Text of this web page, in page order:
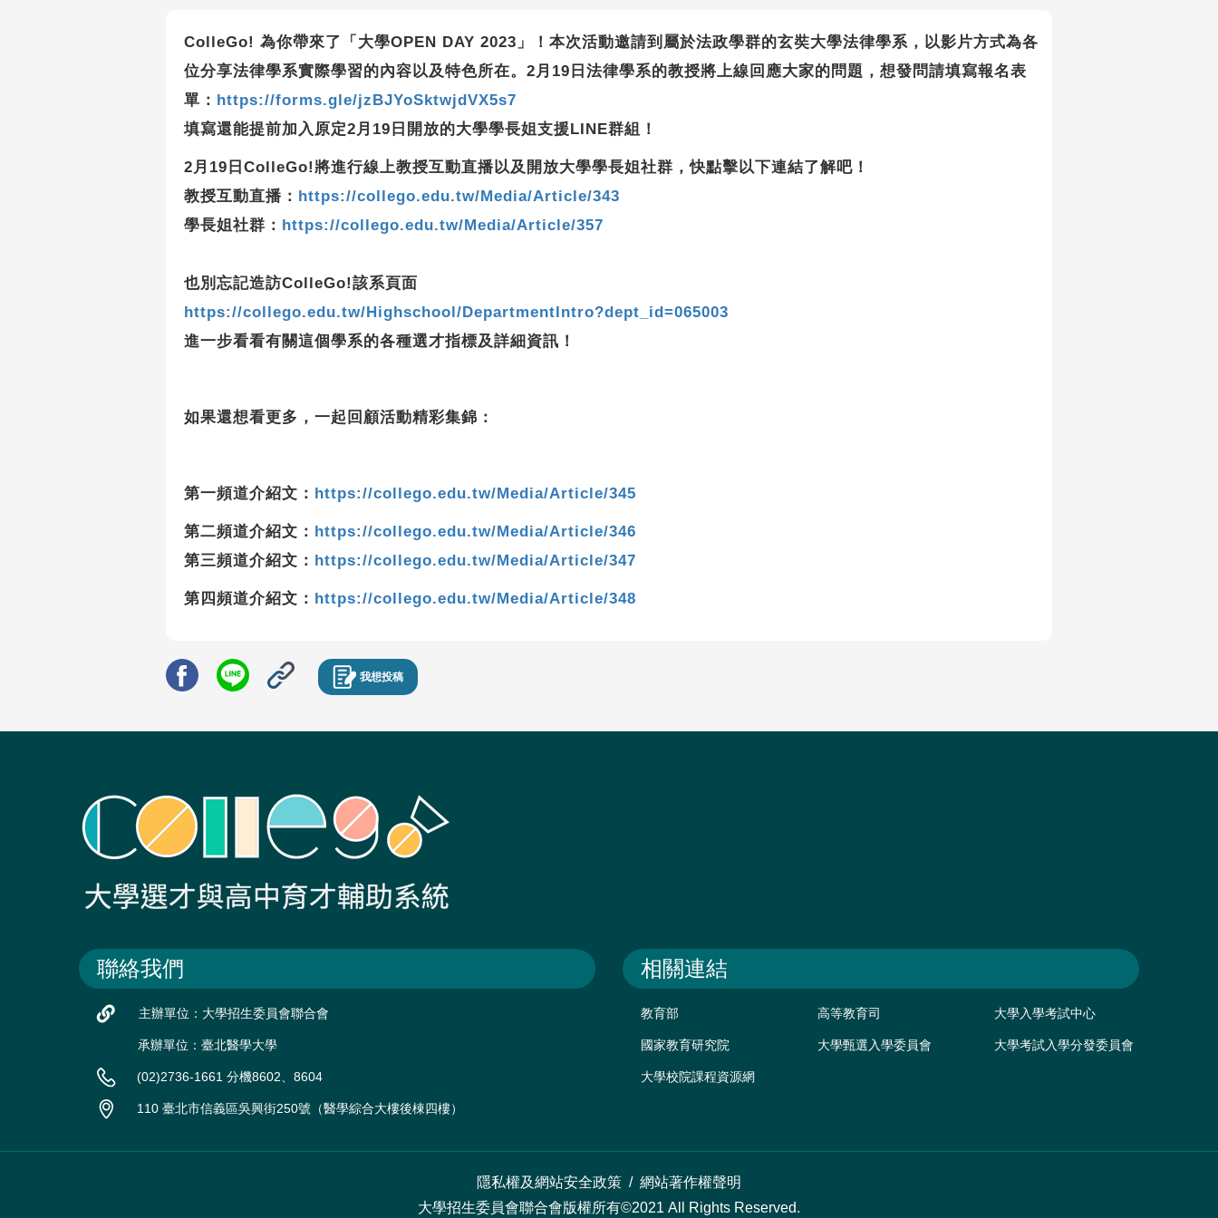
ColleGo! 為你帶來了「大學OPEN DAY 2023」！本次活動邀請到屬於法政學群的玄奘大學法律學系，以影片方式為各
位分享法律學系實際學習的內容以及特色所在。2月19日法律學系的教授將上線回應大家的問題，想發問請填寫報名表
單： https://forms.gle/jzBJYoSktwjdVX5s7
填寫還能提前加入原定2月19日開放的大學學長姐支援LINE群組！
2月19日ColleGo!將進行線上教授互動直播以及開放大學學長姐社群，快點擊以下連結了解吧！
教授互動直播： https://collego.edu.tw/Media/Article/343
學長姐社群： https://collego.edu.tw/Media/Article/357
也別忘記造訪ColleGo!該系頁面
https://collego.edu.tw/Highschool/DepartmentIntro?dept_id=065003
進一步看看有關這個學系的各種選才指標及詳細資訊！
如果還想看更多，一起回顧活動精彩集錦：
第一頻道介紹文： https://collego.edu.tw/Media/Article/345
第二頻道介紹文： https://collego.edu.tw/Media/Article/346
第三頻道介紹文： https://collego.edu.tw/Media/Article/347
第四頻道介紹文： https://collego.edu.tw/Media/Article/348
我想投稿
聯絡我們
主辦單位：大學招生委員會聯合會
承辦單位：臺北醫學大學
(02)2736-1661 分機8602、8604
110 臺北市信義區吳興街250號（醫學綜合大樓後棟四樓）
相關連結
教育部 高等教育司 大學入學考試中心
國家教育研究院 大學甄選入學委員會 大學考試入學分發委員會
大學校院課程資源網
隱私權及網站安全政策 / 網站著作權聲明
大學招生委員會聯合會版權所有©2021 All Rights Reserved.